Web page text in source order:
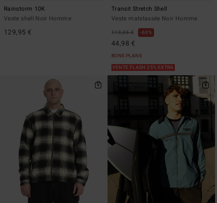
Rainstorm 10K
Veste shell Noir Homme
129,95 €
Transit Stretch Shell
Veste matelassée Noir Homme
119,95 € 63%
44,98 €
BONS PLANS
VENTE FLASH 25% EXTRA